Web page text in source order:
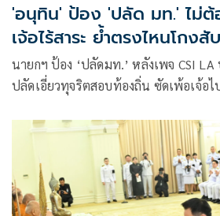
'อนุทิน' ป้อง 'ปลัด มท.' ไม่
เจ้อไร้สาระ ย้ำตรงไหนโกงสับ
นายกฯ ป้อง ‘ปลัดมท.’ หลังเพจ CSI
ปลัดเอี่ยวทุจริตสอบท้องถิ่น ซัดเพ้อเจ้อไ